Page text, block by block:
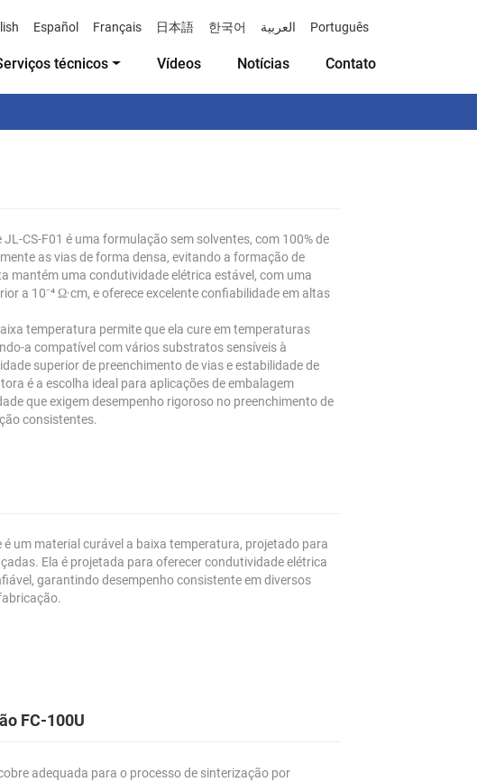
Español Français 日本語 한국어 العربية Português
técnicos Vídeos Notícias Contato
CS-F01 é uma formulação sem solventes, com 100% de
as vias de forma densa, evitando a formação de
mantém uma condutividade elétrica estável, com uma
a 10⁻⁴ Ω·cm, e oferece excelente confiabilidade em altas
temperatura permite que ela cure em temperaturas
a compatível com vários substratos sensíveis à
superior de preenchimento de vias e estabilidade de
é a escolha ideal para aplicações de embalagem
que exigem desempenho rigoroso no preenchimento de
consistentes.
um material curável a baixa temperatura, projetado para
Ela é projetada para oferecer condutividade elétrica
garantindo desempenho consistente em diversos
FC-100U
adequada para o processo de sinterização por